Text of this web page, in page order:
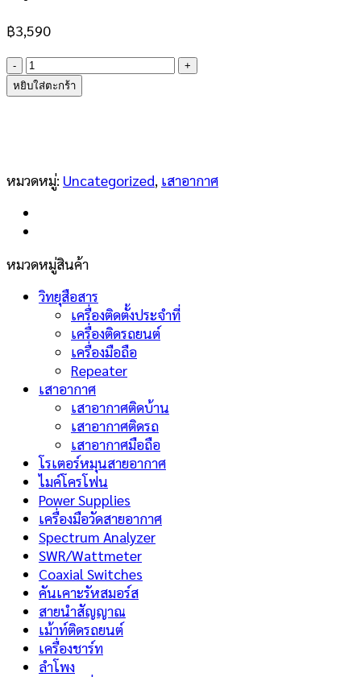
฿3,590
จำนวน
DIAMOND
RHMC12
หยิบใส่ตะกร้า
หมวดหมู่: Uncategorized เสาอากาศ
หมวดหมู่สินค้า
วิทยุสือสาร
เครื่องติดตั้งประจำที่
เครื่องติดรถยนต์
เครื่องมือถือ
Repeater
เสาอากาศ
เสาอากาศติดบ้าน
เสาอากาศติดรถ
เสาอากาศมือถือ
โรเตอร์หมุนสายอากาศ
ไมค์โครโฟน
Power Supplies
เครื่องมือวัดสายอากาศ
Spectrum Analyzer
SWR/Wattmeter
Coaxial Switches
คันเคาะรัหสมอร์ส
สายนำสัญญาณ
เม้าท์ติดรถยนต์
เครื่องชาร์ท
ลำโพง